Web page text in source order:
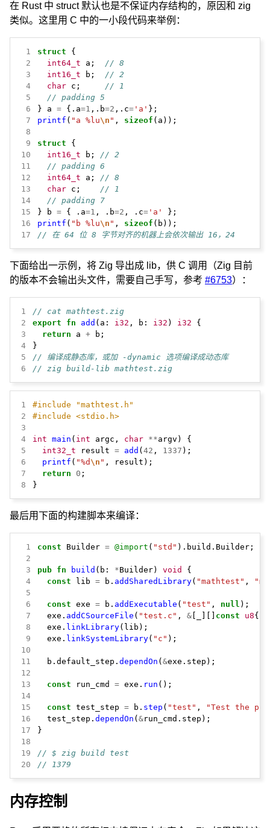
在 Rust 中 struct 默认也是不保证内存结构的，原因和 zig
类似。这里用 C 中的一小段代码来举例：
1 struct
2
int64_t a;
3
int16_t b;
4
char c;
5
6
} a = {.a=1 ,.b=2 ,.c='a'
7
printf ( "a %lu\n " , sizeof
8
9
struct
10
int16_t b;
11
12
int64_t a;
13
char c;
14
// padding 7
15
} b = { .a=1 , .b=2 , .c='a'
16
printf ( "b %lu\n " , sizeof
17
下面给出一示例，将 Zig 导出成 lib，供 C 调用（Zig 目前
的版本不会输出头文件，需要自己手写，参考 #6753）：
1
// cat mathtest.zig
2
export fn add (a: i32 , b: i32 ) i32
{
3
return a +
b;
4
}
5
// 编译成静态库，或加 -dynamic 选项编译成动态库
6
// zig build-lib mathtest.zig
1 #include
"mathtest.h"
2
#include <stdio.h>
3
4
int main ( int argc, char **
5
int32_t result = add ( 42 , 1337
6
printf ( "%d \n "
7
return 0
8
}
最后用下面的构建脚本来编译：
1 const Builder = @import ( "std" ).build.Builder;
2
3
pub fn build (b: *Builder) void
{
4
const lib = b. addSharedLibrary( "mathtest" ,
5
6
const exe = b. addExecutable ( "test" , null );
7
exe. addCSourceFile ( "test.c" , &[_][] const u8{
8
exe. linkLibrary(lib);
9
exe. linkSystemLibrary( "c" );
10
11
b.default_step. dependOn ( &exe.step);
12
13
const run_cmd = exe. run ();
14
15
const test_step = b. step ( "test" ,
"Test the
16
test_step. dependOn ( &run_cmd.step);
17
}
18
19
// $ zig build test
20
// 1379
内存控制